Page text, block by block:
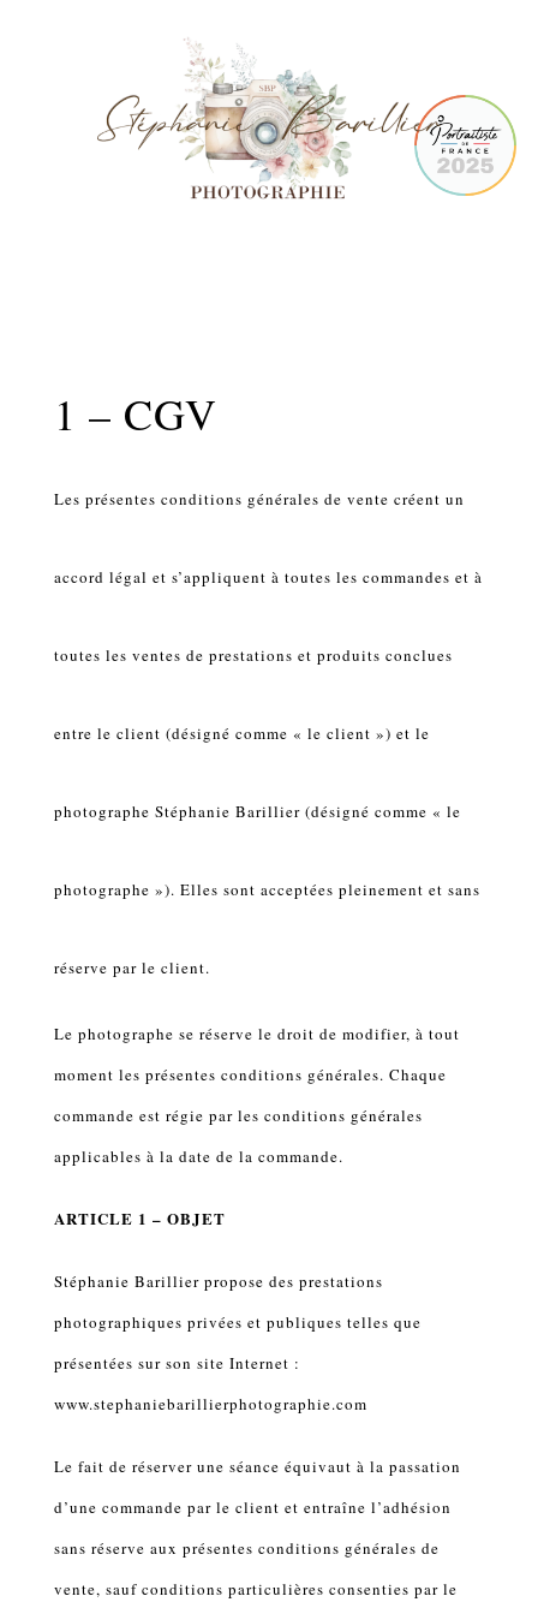
1 – CGV
Les présentes conditions générales de vente créent un
accord légal et s’appliquent à toutes les commandes et à
toutes les ventes de prestations et produits conclues
entre le client (désigné comme « le client ») et le
photographe Stéphanie Barillier (désigné comme « le
photographe »). Elles sont acceptées pleinement et sans
réserve par le client.
Le photographe se réserve le droit de modifier, à tout
moment les présentes conditions générales. Chaque
commande est régie par les conditions générales
applicables à la date de la commande.
ARTICLE 1 – OBJET
Stéphanie Barillier propose des prestations
photographiques privées et publiques telles que
présentées sur son site Internet :
www.stephaniebarillierphotographie.com
Le fait de réserver une séance équivaut à la passation
d’une commande par le client et entraîne l’adhésion
sans réserve aux présentes conditions générales de
vente, sauf conditions particulières consenties par le